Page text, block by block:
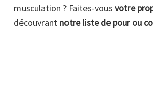
musculation ? Faites-vous votre
découvrant notre liste de pour ou